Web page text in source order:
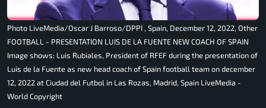
Photo LiveMedia/Oscar J Barroso/DPPI , Spain, December 12, 2022, Other
FOOTBALL - PRESENTATION LUIS DE LA FUENTE NEW COACH OF SPAIN
Image shows: Luis Rubiales, President of RFEF during the presentation of
Luis de la Fuente as new head coach of Spain football team on december
12, 2022 at Ciudad del Futbol in Las Rozas, Madrid, Spain LiveMedia -
World Copyright